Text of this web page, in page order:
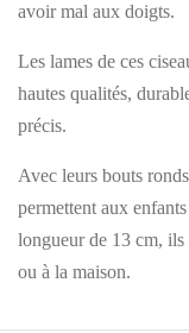
avoir mal aux doigts.
Les lames de ces
hautes qualités,
précis.
Avec leurs bouts
permettent aux
longueur de 13 cm,
ou à la maison.